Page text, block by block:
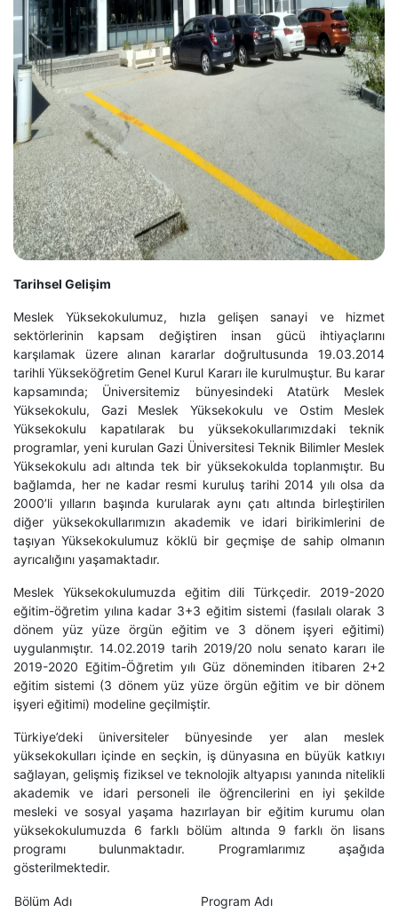
Tarihsel Gelişim
Meslek Yüksekokulumuz, hızla gelişen sanayi ve hizmet
sektörlerinin kapsam değiştiren insan gücü ihtiyaçlarını
karşılamak üzere alınan kararlar doğrultusunda 19.03.2014
tarihli Yükseköğretim Genel Kurul Kararı ile kurulmuştur. Bu karar
kapsamında; Üniversitemiz bünyesindeki Atatürk Meslek
Yüksekokulu, Gazi Meslek Yüksekokulu ve Ostim Meslek
Yüksekokulu kapatılarak bu yüksekokullarımızdaki teknik
programlar, yeni kurulan Gazi Üniversitesi Teknik Bilimler Meslek
Yüksekokulu adı altında tek bir yüksekokulda toplanmıştır. Bu
bağlamda, her ne kadar resmi kuruluş tarihi 2014 yılı olsa da
2000’li yılların başında kurularak aynı çatı altında birleştirilen
diğer yüksekokullarımızın akademik ve idari birikimlerini de
taşıyan Yüksekokulumuz köklü bir geçmişe de sahip olmanın
ayrıcalığını yaşamaktadır.
Meslek Yüksekokulumuzda eğitim dili Türkçedir. 2019-2020
eğitim-öğretim yılına kadar 3+3 eğitim sistemi (fasılalı olarak 3
dönem yüz yüze örgün eğitim ve 3 dönem işyeri eğitimi)
uygulanmıştır. 14.02.2019 tarih 2019/20 nolu senato kararı ile
2019-2020 Eğitim-Öğretim yılı Güz döneminden itibaren 2+2
eğitim sistemi (3 dönem yüz yüze örgün eğitim ve bir dönem
işyeri eğitimi) modeline geçilmiştir.
Türkiye’deki üniversiteler bünyesinde yer alan meslek
yüksekokulları içinde en seçkin, iş dünyasına en büyük katkıyı
sağlayan, gelişmiş fiziksel ve teknolojik altyapısı yanında nitelikli
akademik ve idari personeli ile öğrencilerini en iyi şekilde
mesleki ve sosyal yaşama hazırlayan bir eğitim kurumu olan
yüksekokulumuzda 6 farklı bölüm altında 9 farklı ön lisans
programı bulunmaktadır. Programlarımız aşağıda
gösterilmektedir.
Bölüm Adı
Program Adı